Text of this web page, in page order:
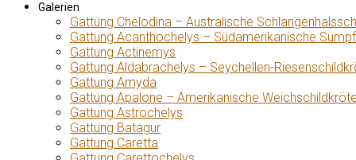
Galerien
Gattung Chelodina – Australische
Gattung Acanthochelys – Südamerikanische
Gattung Actinemys
Gattung Aldabrachelys – Seychellen-
Gattung Amyda
Gattung Apalone – Amerikanische
Gattung Astrochelys
Gattung Batagur
Gattung Caretta